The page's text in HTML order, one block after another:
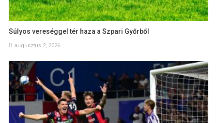
Súlyos vereséggel tér haza a Szpari Győrből
augusztus 2, 2026